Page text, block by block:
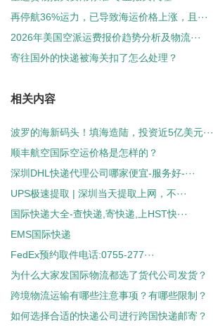
再停航36%运力，已导致海运价格上涨，且···
2026年美国空派运费报价趋势分析及物流···
寄往国外的快递被海关扣了怎么处理？
相关内容
波罗的海新码头！填海造陆，投资近5亿美元···
顺丰航空国际空运价格是怎样的？
深圳DHL快递代理公司哪家便宜-服务好-···
UPS极速提取 | 深圳当天提取上网，不···
国际快递大全-查快递,寄快递,上HST快···
EMS国际快递
FedEx预约取件电话:0755-277···
为什么大家发国际物流都选了货代公司发货？
跨境物流运输有哪些注意事项？有哪些限制？
如何选择合适的快递公司进行跨国快递邮寄？